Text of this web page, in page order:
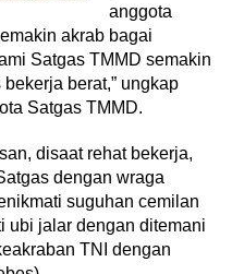
anggota
akrab bagai
Satgas TMMD semakin
berat,” ungkap
Satgas TMMD.
disaat rehat bekerja,
dengan wraga
suguhan cemilan
ubi jalar dengan ditemani
TNI dengan